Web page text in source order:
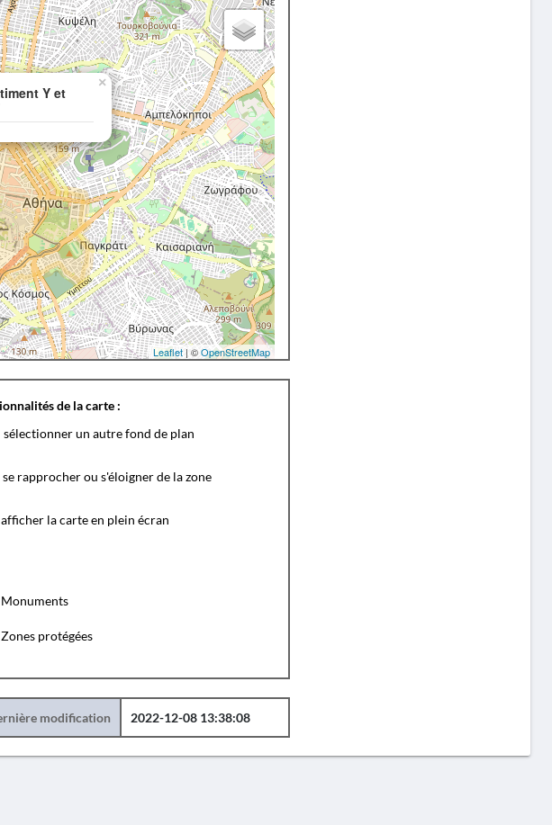
Y et
×
Leaflet| ©OpenStreetMap
de la carte :
sélectionner un autre fond de plan
se rapprocher ou s'éloigner de la zone
afficher la carte en plein écran
Monuments
Zones protégées
modification 2022-12-08 13:38:08